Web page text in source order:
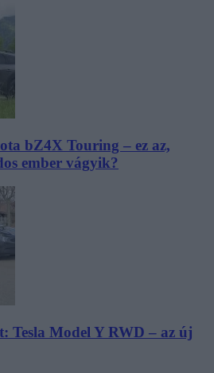
bZ4X Touring – ez az,
ember vágyik?
Tesla Model Y RWD – az új